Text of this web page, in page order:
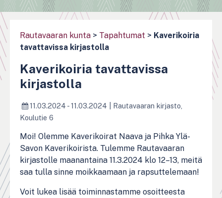
Rautavaaran kunta > Tapahtumat > Kaverikoiria
tavattavissa kirjastolla
Kaverikoiria tavattavissa
kirjastolla
11.03.2024 - 11.03.2024
Rautavaaran kirjasto,
Koulutie 6
Moi! Olemme Kaverikoirat Naava ja Pihka Ylä-
Savon Kaverikoirista. Tulemme Rautavaaran
kirjastolle maanantaina 11.3.2024 klo 12–13, meitä
saa tulla sinne moikkaamaan ja rapsuttelemaan!
Voit lukea lisää toiminnastamme osoitteesta